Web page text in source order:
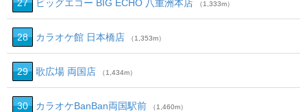
27 ビッグエコー BIG ECHO 八重洲本店 （1,333m）
28 カラオケ館 日本橋店 （1,353m）
29 歌広場 両国店 （1,434m）
30 カラオケBanBan両国駅前 （1,460m）